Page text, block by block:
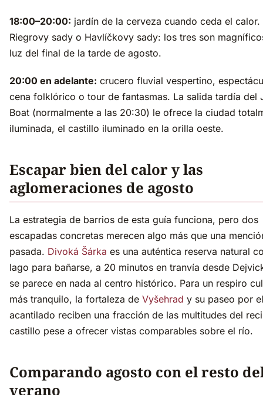
18:00–20:00: jardín de la cerveza cuando ceda el calor.
Riegrovy sady o Havlíčkovy sady: los tres son
luz del final de la tarde de agosto.
20:00 en adelante: crucero fluvial vespertino,
cena folklórico o tour de fantasmas. La salida tardía del
Boat (normalmente a las 20:30) le ofrece la ciudad
iluminada, el castillo iluminado en la orilla oeste.
Escapar bien del calor y las
aglomeraciones de agosto
La estrategia de barrios de esta guía funciona, pero dos
escapadas concretas merecen algo más que una
pasada. Divoká Šárka es una auténtica reserva natural
lago para bañarse, a 20 minutos en tranvía desde
se parece en nada al centro histórico. Para un respiro
más tranquilo, la fortaleza de Vyšehrad y su paseo por el
acantilado reciben una fracción de las multitudes del
castillo pese a ofrecer vistas comparables sobre el río.
Comparando agosto con el resto
verano